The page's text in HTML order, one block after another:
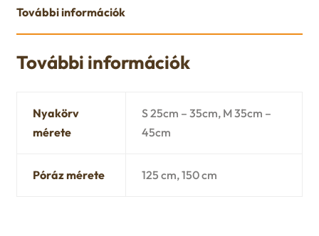
További információk
További információk
Nyakörv
mérete
S 25cm – 35cm, M 35cm –
45cm
Póráz mérete 125 cm, 150 cm